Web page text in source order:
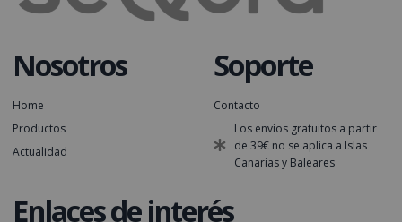
Nosotros
Home
Productos
Actualidad
Soporte
Contacto
Los envíos gratuitos a partir
de 39€ no se aplica a Islas
Canarias y Baleares
Enlaces de interés